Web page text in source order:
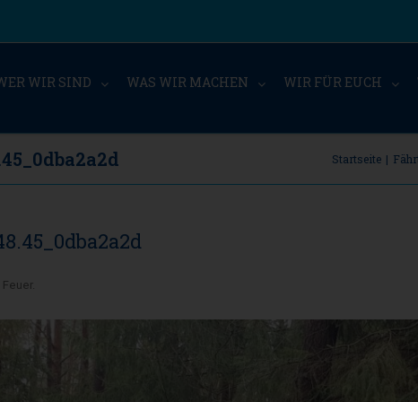
WIR SIND WAS WIR MACHEN WIR FÜR EUCH
Startseite |
.